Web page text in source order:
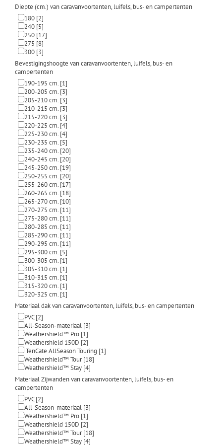
Diepte (cm.) van caravanvoortenten, luifels, bus- en campertenten
180[2]
240[5]
250[17]
275 [8]
300[3]
Bevestigingshoogte van caravanvoortenten, luifels, bus- en
campertenten
190-195 cm.[1]
200-205 cm.[3]
205-210 cm.[3]
210-215 cm.[3]
215-220 cm.[3]
220-225 cm.[4]
225-230 cm.[4]
230-235 cm.[5]
235-240 cm.[20]
240-245 cm.[20]
245-250 cm.[19]
250-255 cm.[20]
255-260 cm.[17]
260-265 cm.[18]
265-270 cm.[10]
270-275 cm.[11]
275-280 cm.[11]
280-285 cm.[11]
285-290 cm.[11]
290-295 cm.[11]
295-300 cm.[5]
300-305 cm.[1]
305-310 cm.[1]
310-315 cm.[1]
315-320 cm.[1]
320-325 cm.[1]
Materiaal dak van caravanvoortenten, luifels, bus- en campertenten
PVC[2]
All-Season-materiaal[3]
Weathershield™ Pro[1]
Weathershield 150D [2]
TenCate AllSeason Touring [1]
Weathershield™ Tour[18]
Weathershield™ Stay[4]
Materiaal Zijwanden van caravanvoortenten, luifels, bus- en
campertenten
PVC[2]
All-Season-materiaal[3]
Weathershield™ Pro[1]
Weathershield 150D [2]
Weathershield™ Tour[18]
Weathershield™ Stay[4]